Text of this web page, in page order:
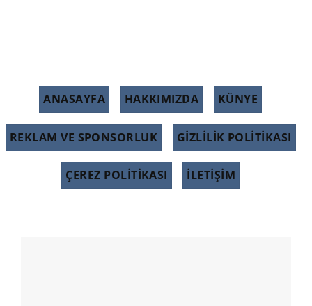
ANASAYFA HAKKIMIZDA KÜNYE
REKLAM VE SPONSORLUK GIZLILIK POLITIKASI
ÇEREZ POLITIKASI İLETİŞİM